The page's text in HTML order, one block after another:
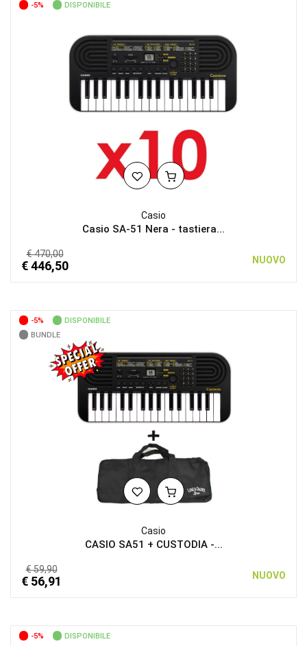
-5% DISPONIBILE
Casio
Casio SA-51 Nera - tastiera...
€ 470,00
€ 446,50 NUOVO
-5%
DISPONIBILE
BUNDLE
Casio
CASIO SA51 + CUSTODIA -...
€ 59,90
€ 56,91 NUOVO
-5% DISPONIBILE